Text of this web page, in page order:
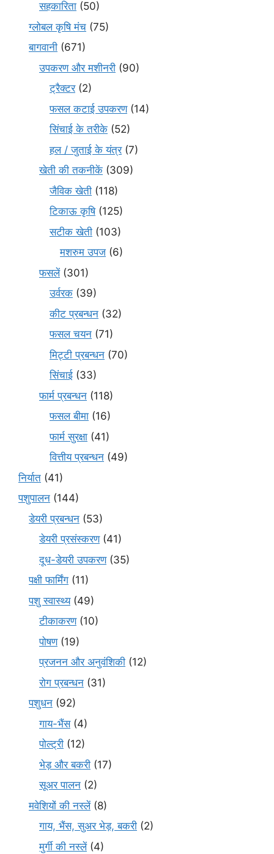
सहकारिता (50)
ग्लोबल कृषि मंच (75)
बागवानी (671)
उपकरण और मशीनरी (90)
ट्रैक्टर(2)
फसल कटाई उपकरण(14)
सिंचाई के तरीके (52)
हल / जुताई के यंत्र(7)
खेती की तकनीकें (309)
जैविक खेती (118)
टिकाऊ कृषि(125)
सटीक खेती (103)
मशरुम उपज (6)
फसलें(301)
उर्वरक (39)
कीट प्रबन्धन (32)
फसल चयन (71)
मि‌ट्टी प्रबन्धन (70)
सिंचाई (33)
फार्म प्रबन्धन (118)
फसल बीमा (16)
फार्म सुरक्षा (41)
वित्तीय प्रबन्धन (49)
निर्यात (41)
पशुपालन (144)
डेयरी प्रबन्धन (53)
डेयरी प्रसंस्करण(41)
दूध-डेयरी उपकरण(35)
पक्षी फार्मिंग (11)
पशु स्वास्थ्य(49)
टीकाकरण(10)
पोषण(19)
प्रजनन और अनुवंशिकी (12)
रोग प्रबन्धन (31)
पशुधन (92)
गाय-भैंस(4)
पोल्ट्री (12)
भेड़ और बकरी (17)
सूअर पालन (2)
मवेशियों की नस्लें(8)
गाय, भैंस, सुअर भेड़, बकरी (2)
मुर्गी की नस्लें(4)